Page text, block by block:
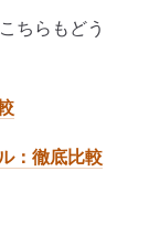
ちらもどう
：徹底比較